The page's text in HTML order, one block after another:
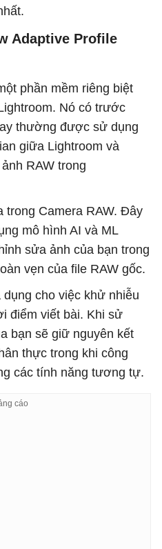
Adaptive Profile
phần mềm riêng biệt
Nó có trước
thường được sử dụng
giữa Lightroom và
RAW trong
trong Camera RAW. Đây
mô hình AI và ML
sửa ảnh của bạn trong
vẹn của file RAW gốc.
cho việc khử nhiễu
điểm viết bài. Khi sử
bạn sẽ giữ nguyên kết
thực trong khi công
các tính năng tương tự.